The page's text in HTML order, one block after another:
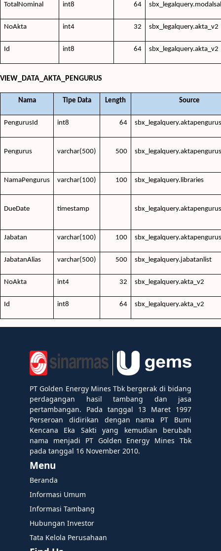
TotalNominal int8 64
NoAkta int4 32 sbx_legalquery.akta_v2
Id int8 64 sbx_legalquery.akta_v2
VIEW_DATA_AKTA_PENGURUS
Nama Tipe Data Length Source
PengurusId int8 64 sbx_legalquery.aktapengurus
Pengurus varchar(500) 500 sbx_legalquery.aktapengurus
NamaPengurus varchar(100) 100 sbx_legalquery.libraries
DueDate timestamp sbx_legalquery.aktapengurus
Jabatan varchar(100) 100 sbx_legalquery.aktapengurus
JabatanAlias varchar(500) 500 sbx_legalquery.jabatanlist
NoAkta int4 32 sbx_legalquery.akta_v2
Id int8 64 sbx_legalquery.akta_v2
PT Golden Energy Mines Tbk bergerak di bidang
perdagangan hasil tambang dan jasa
pertambangan. Pada tanggal 13 Maret 1997
Perseroan didirikan dengan nama PT Bumi
Kencana Eka Sakti yang kemudian berubah
nama menjadi PT Golden Energy Mines Tbk
pada tanggal 16 November 2010.
Menu
Beranda
Informasi Umum
Informasi Tambang
Hubungan Investor
Tata Kelola Perusahaan